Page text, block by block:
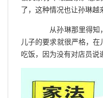
了，这种情况也让孙琳越
从孙琳那里得知
儿子的要求就很严格，
吃饭，因为没有对店员说